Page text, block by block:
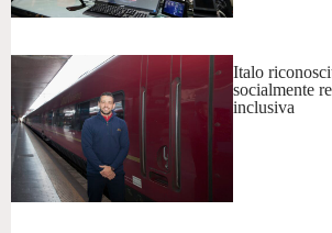
Italo
socialmente
inclusiva